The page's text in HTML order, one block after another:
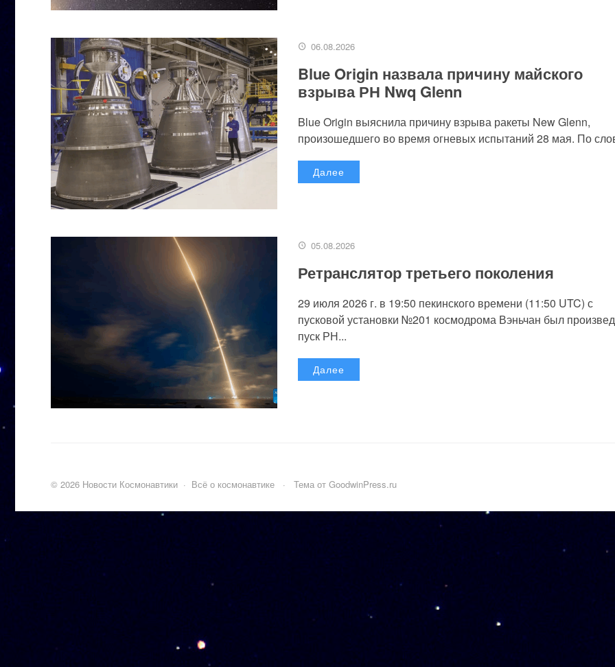
06.08.2026
Blue Origin назвала причину майского
взрыва РН Nwq Glenn
Blue Origin выяснила причину взрыва ракеты New Glenn,
произошедшего во время огневых испытаний 28 мая. По
Далее
05.08.2026
Ретранслятор третьего поколения
29 июля 2026 г. в 19:50 пекинского времени (11:50 UTC) с
пусковой установки №201 космодрома Вэньчан был
пуск РН...
Далее
© 2026 Новости Космонавтики · Всё о космонавтике · Тема от GoodwinPress.ru